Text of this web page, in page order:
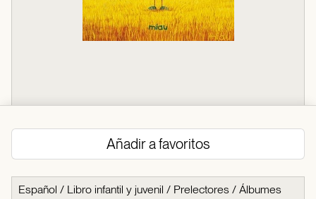
Añadir a favoritos
Español / Libro infantil y juvenil / Prelectores / Álbumes